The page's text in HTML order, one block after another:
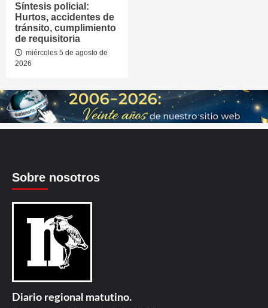
Síntesis policial:
Hurtos, accidentes de
tránsito, cumplimiento
de requisitoria
miércoles 5 de agosto de
2026
Sobre nosotros
Diario regional matutino.